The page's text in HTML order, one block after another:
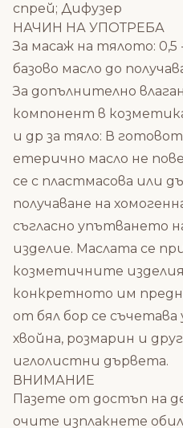
спрей; Дифузер
НАЧИН НА УПОТРЕБА
За масаж на тялото: 0,5
базово масло до
За допълнително
компонент в
и др за тяло: В
етерично масло не
се с пластмасова или
получаване на
съгласно упътването
изделие. Маслата се
козметичните
конкретното им
от бял бор се съчетава
хвойна, розмарин и
иглолистни дървета.
ВНИМАНИЕ
Пазете от достъп на
очите изплакнете